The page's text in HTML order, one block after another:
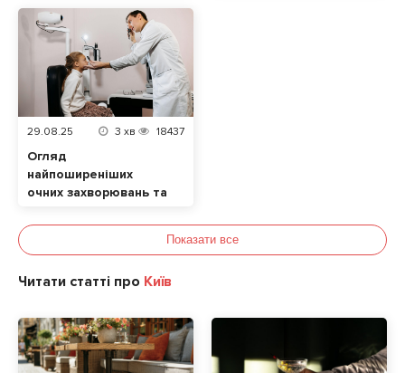
29.08.25 3 хв 18437
Огляд
найпоширеніших
очних захворювань та
продукти позитивно
Показати все
Читати статті про Київ